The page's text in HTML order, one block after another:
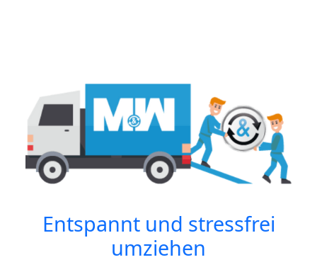
Entspannt und stressfrei
umziehen